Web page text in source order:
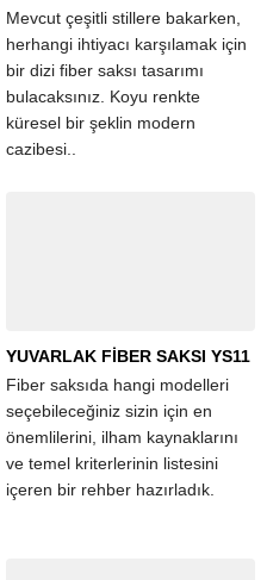
Mevcut çeşitli stillere bakarken,
herhangi ihtiyacı karşılamak için
bir dizi fiber saksı tasarımı
bulacaksınız. Koyu renkte
küresel bir şeklin modern
cazibesi..
YUVARLAK FİBER SAKSI YS11
Fiber saksıda hangi modelleri
seçebileceğiniz sizin için en
önemlilerini, ilham kaynaklarını
ve temel kriterlerinin listesini
içeren bir rehber hazırladık.